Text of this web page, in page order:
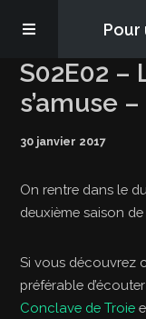
Pour
Les épisodes
PQD2P
S’abonner
Blog
À propos
S02E02 –
s’amuse
30 janvier 2017
On rentre dans le
deuxième saison
Si vous découvrez
préférable
Conclave de Troie